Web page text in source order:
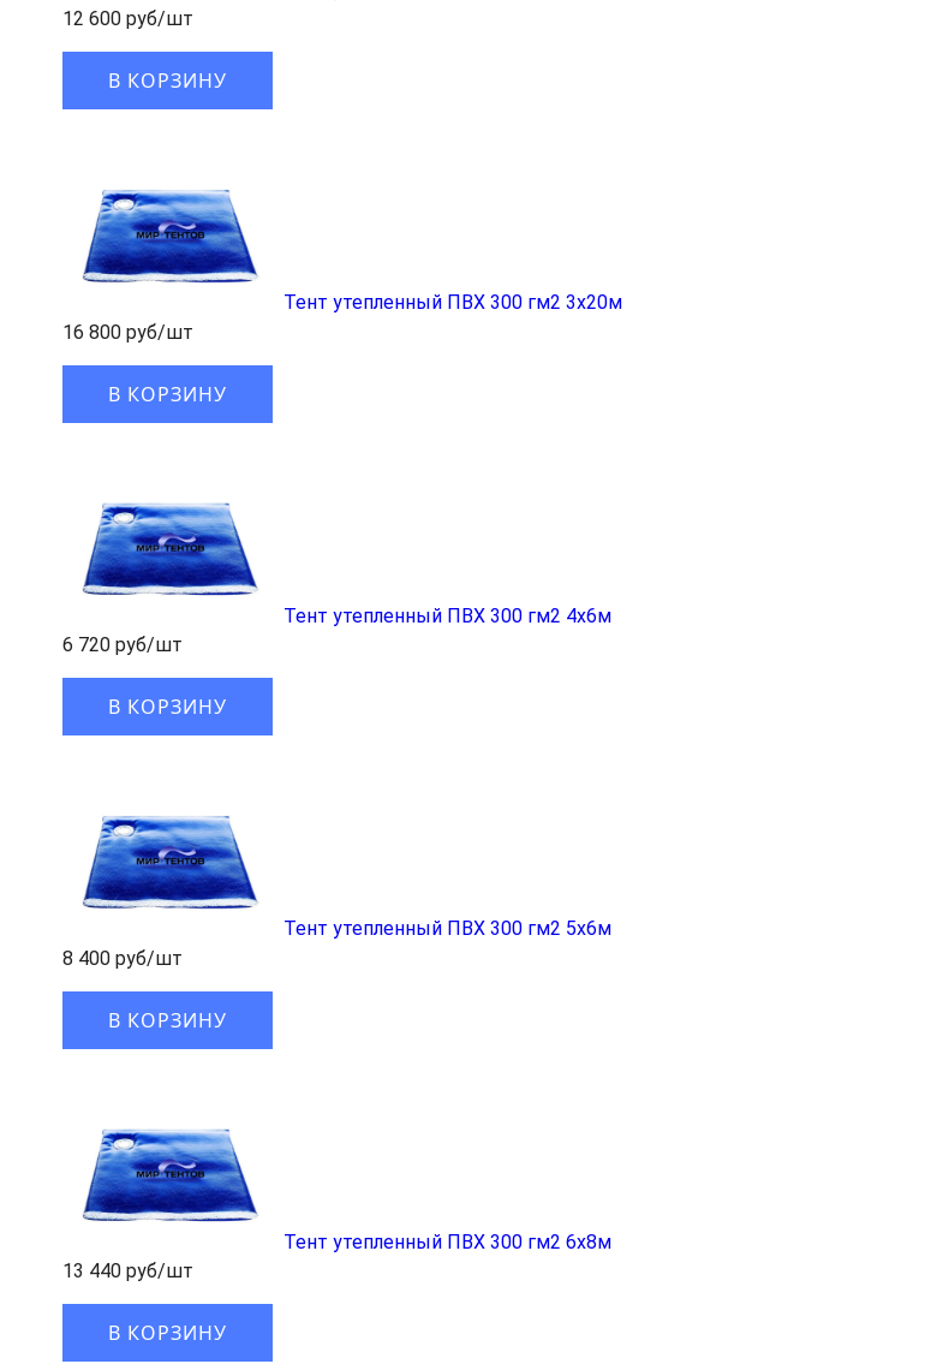
12 600 руб/шт
В КОРЗИНУ
Тент утепленный ПВХ 300 гм2 3х20м
16 800 руб/шт
В КОРЗИНУ
Тент утепленный ПВХ 300 гм2 4х6м
6 720 руб/шт
В КОРЗИНУ
Тент утепленный ПВХ 300 гм2 5х6м
8 400 руб/шт
В КОРЗИНУ
Тент утепленный ПВХ 300 гм2 6х8м
13 440 руб/шт
В КОРЗИНУ